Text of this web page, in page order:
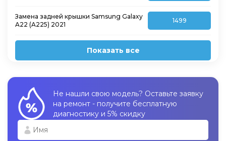
Замена задней крышки Samsung Galaxy
A22 (A225) 2021
1499
Показать все
Не нашли свою модель? Оставьте заявку
на ремонт - получите бесплатную
диагностику и 5% скидку